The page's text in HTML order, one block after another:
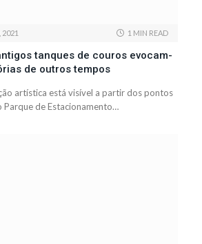
2021 1 MIN READ
tanques de couros evocam-
de outros tempos
artística está visível a partir dos pontos
Parque de Estacionamento…